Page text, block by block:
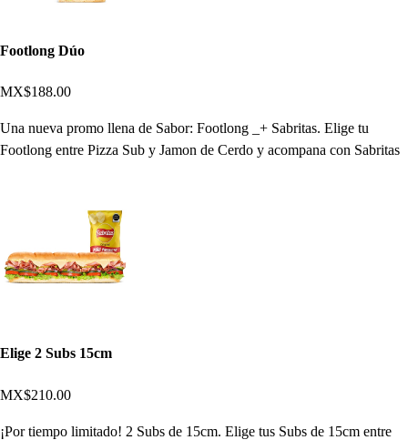
Footlong Dúo
MX$188.00
Una nueva promo llena de Sabor: Footlong _+ Sabritas. Elige tu
Footlong entre Pizza Sub y Jamon de Cerdo y acompana con Sabritas
Elige 2 Subs 15cm
MX$210.00
¡Por tiempo limitado! 2 Subs de 15cm. Elige tus Subs de 15cm entre